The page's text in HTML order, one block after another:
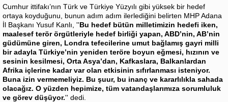
Cumhur ittifakı’nın Türk ve Türkiye Yüzyılı gibi yüksek bir hedef
ortaya koyduğunu, bunun adım adım ilerlediğini belirten MHP Adana
İl Başkanı Yusuf Kanlı, ''Bu hedef bütün milletimizin hedefi iken,
maalesef terör örgütleriyle hedef birliği yapan, ABD’nin, AB’nin
güdümüne giren, Londra tefecilerine umut bağlamış gayri milli
bir adayla Türkiye’nin yeniden teröre boyun eğmesi, hızının ve
sesinin kesilmesi, Orta Asya’dan, Kafkaslara, Balkanlardan
Afrika içlerine kadar var olan etkisinin sıfırlanması isteniyor.
Buna izin vermemeliyiz. Bu şuur, bu inanç ve kararlılıkla sahada
olacağız. O yüzden hepimize, tüm vatandaşlarımıza sorumluluk
ve görev düşüyor.'' dedi.